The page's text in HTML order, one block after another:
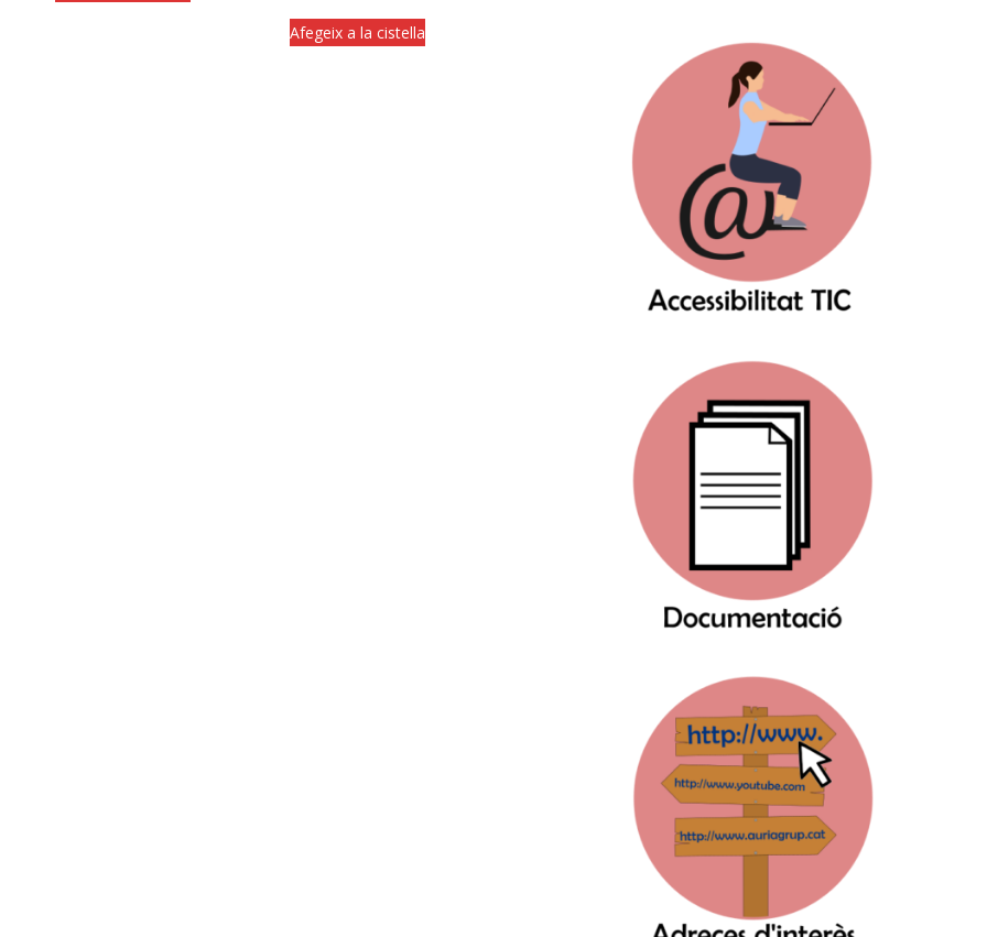
Afegeix a la cistella